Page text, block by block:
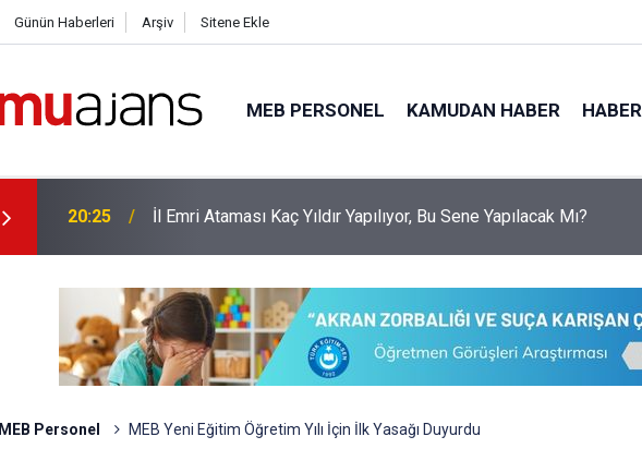
Günün Haberleri Arşiv Sitene Ekle
MEB PERSONEL KAMUDAN HABER HABER
20:25 İl Emri Ataması Kaç Yıldır Yapılıyor, Bu Sene Yapılacak Mı?
MEB Personel MEB Yeni Eğitim Öğretim Yılı İçin İlk Yasağı Duyurdu